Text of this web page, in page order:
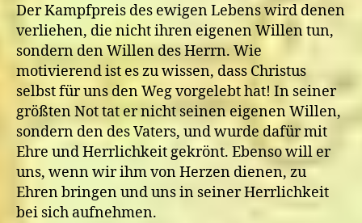
Der Kampfpreis des ewigen Lebens wird denen
verliehen, die nicht ihren eigenen Willen tun,
sondern den Willen des Herrn. Wie
motivierend ist es zu wissen, dass Christus
selbst für uns den Weg vorgelebt hat! In seiner
größten Not tat er nicht seinen eigenen Willen,
sondern den des Vaters, und wurde dafür mit
Ehre und Herrlichkeit gekrönt. Ebenso will er
uns, wenn wir ihm von Herzen dienen, zu
Ehren bringen und uns in seiner Herrlichkeit
bei sich aufnehmen.